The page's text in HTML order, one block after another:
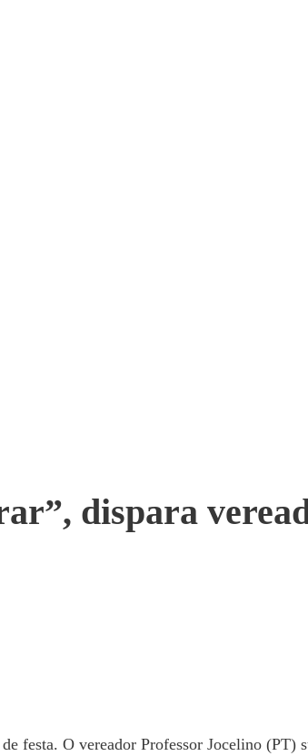
dispara
O vereador Professor Jocelino (PT)